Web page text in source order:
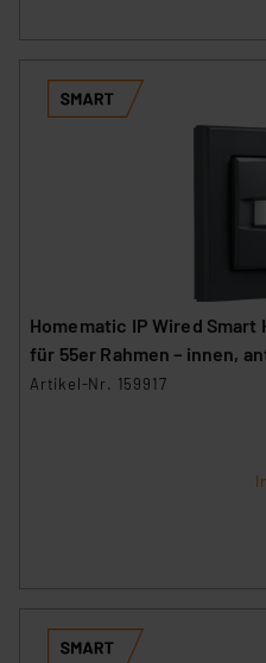
Homematic IP Wired
für 55er Rahmen – innen,
Artikel-Nr. 159917